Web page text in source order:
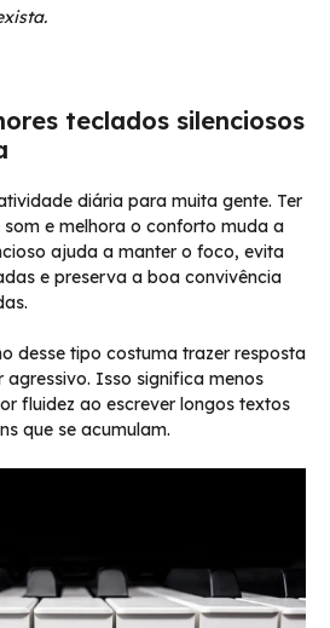
teclados silenciosos
diária para muita gente. Ter
e melhora o conforto muda a
ajuda a manter o foco, evita
e preserva a boa convivência
desse tipo costuma trazer resposta
agressivo. Isso significa menos
fluidez ao escrever longos textos
que se acumulam.